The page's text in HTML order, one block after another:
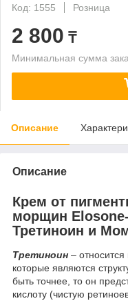
Код: 1555
Розница
2 800 ₸
Минимальная сумма
Описание
Описание
Крем от
морщин
Третиноин и
Третиноин –
которые являются
быть точнее, то он
кислоту (чистую